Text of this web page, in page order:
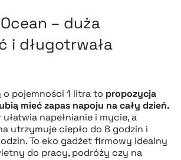
– duża
i długotrwała
o pojemności 1 litra to propozycja
mieć zapas napoju na cały dzień.
napełnianie i mycie, a
utrzymuje ciepło do 8 godzin i
To eko gadżet firmowy idealny
do pracy, podróży czy na